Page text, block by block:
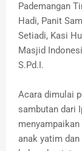
Pademangan
Hadi, Panit
Setiadi, Kasi
Masjid
S.Pd.I.
Acara dimulai
sambutan dari
anak yatim